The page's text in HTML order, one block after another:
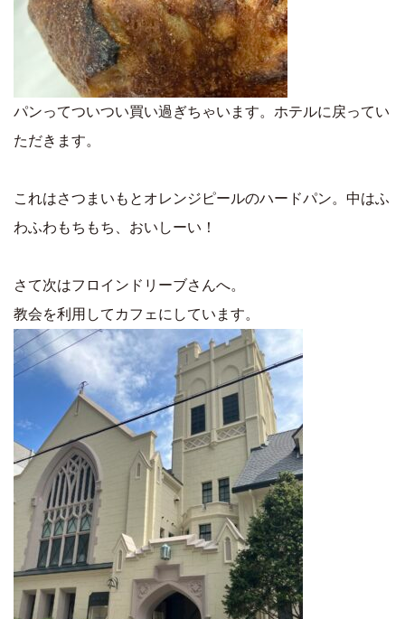
パンってついつい買い過ぎちゃいます。ホテルに戻ってい
ただきます。
これはさつまいもとオレンジピールのハードパン。中はふ
わふわもちもち、おいしーい！
さて次はフロインドリーブさんへ。
教会を利用してカフェにしています。